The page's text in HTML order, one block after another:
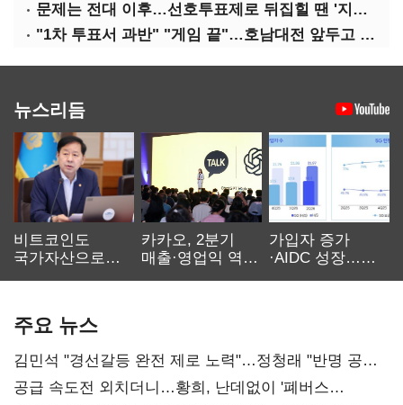
문제는 전대 이후…선호투표제로 뒤집힐 땐 '지지층 불복'
"1차 투표서 과반" "게임 끝"…호남대전 앞두고 '충돌'
뉴스리듬
비트코인도
국가자산으로…'
카카오, 2분기
매출·영업익 역대
가입자 증가
·AIDC 성장…
주요 뉴스
김민석 "경선갈등 완전 제로 노력"…정청래 "반명 공세
사과부터"
공급 속도전 외치더니…황희, 난데없이 '폐버스